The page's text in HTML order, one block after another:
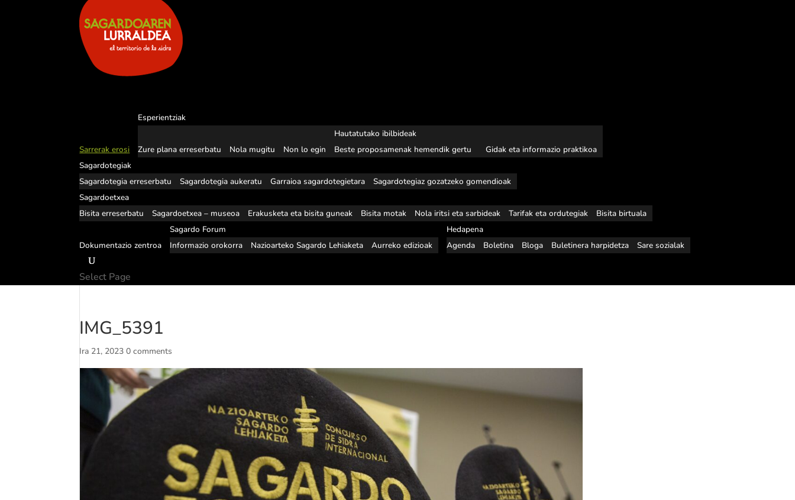
Sarrerak erosi
Esperientziak
Zure plana erreserbatu Nola mugitu Non lo egin
Hautatutako ibilbideak
Beste proposamenak hemendik gertu
Gidak eta informazio praktikoa
Sagardotegiak
Sagardotegia erreserbatu
Sagardotegia aukeratu Garraioa sagardotegietara
Sagardotegiaz gozatzeko gomendioak
Sagardoetxea
Bisita erreserbatu
Sagardoetxea – museoa Erakusketa eta bisita guneak Bisita motak Nola iritsi eta sarbideak Tarifak eta ordutegiak Bisita birtuala
Dokumentazio zentroa
Sagardo Forum
Informazio orokorra
Nazioarteko Sagardo Lehiaketa Aurreko edizioak
Hedapena
Agenda
Boletina Bloga Buletinera harpidetza Sare sozialak
Select Page
IMG_5391
Ira 21, 2023 0 comments